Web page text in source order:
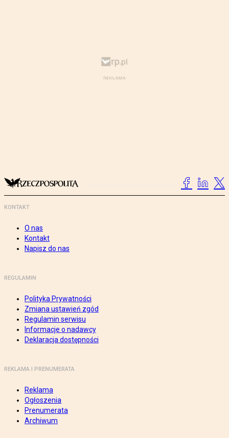
KONTAKT
O nas
Kontakt
Napisz do nas
REGULAMIN
Polityka Prywatności
Zmiana ustawień zgód
Regulamin serwisu
Informacje o nadawcy
Deklaracja dostępności
REKLAMA I PRENUMERATA
Reklama
Ogłoszenia
Prenumerata
Archiwum